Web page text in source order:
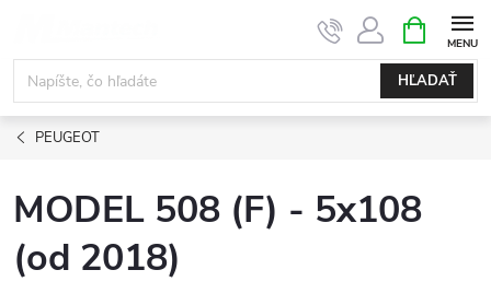
obsah
HĽADAŤ
KOŠÍK
PEUGEOT
MODEL 508 (F) - 5x108
(od 2018)